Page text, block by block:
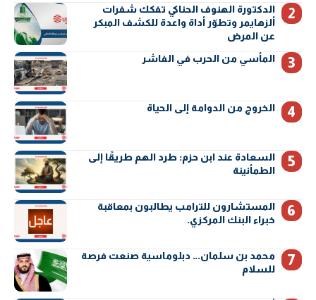
الدكتورة الهنوف الحناكي تفكك شفرات
ألزهايمر وتطوّر أداة واعدة للكشف المبكر
عن المرض
المأسي من الحرب في الفاشر
الخروج من الدوامة إلى الحياة
السعادة عند ابن حزم: طرد الهم طريقًا إلى
الطمأنينة
المستشارون للترامب يطالبون بمعاقبة
خبراء البنك المركزي.
محمد بن سلمان… دبلوماسية صنعت فرصة
للسلام